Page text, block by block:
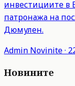
инвестициите в
патронажа на
Дюмулен.
Admin Novinite·
Новините